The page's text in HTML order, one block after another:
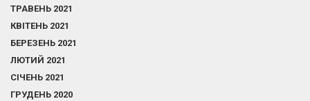
ТРАВЕНЬ 2021
КВІТЕНЬ 2021
БЕРЕЗЕНЬ 2021
ЛЮТИЙ 2021
СІЧЕНЬ 2021
ГРУДЕНЬ 2020